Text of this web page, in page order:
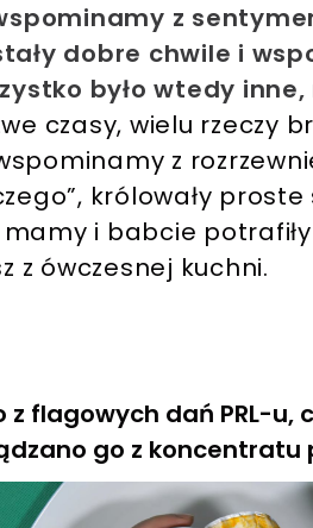
z
dobre chwile i
było wtedy
czasy, wielu rzeczy
z
królowały
i babcie
z ówczesnej kuchni.
flagowych dań PRL-u,
go z